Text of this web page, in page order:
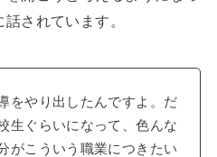
されています。
をやり出したんですよ。だ
生ぐらいになって、色んな
がこういう職業につきたい